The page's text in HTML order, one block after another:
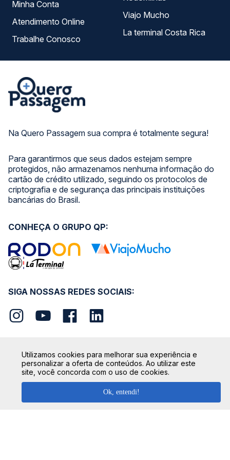
Na Quero Passagem sua compra é totalmente segura!
Para garantirmos que seus dados estejam sempre
protegidos, não armazenamos nenhuma informação do
cartão de crédito utilizado, seguindo os protocolos de
criptografia e de segurança das principais instituições
bancárias do Brasil.
Minha Conta
Atendimento Online
Trabalhe Conosco
Viajo Mucho
La terminal Costa Rica
SIGA NOSSAS REDES SOCIAIS:
CONHEÇA O GRUPO QP:
SEGURANÇA
Utilizamos cookies para melhorar sua experiência e
personalizar a oferta de conteúdos. Ao utilizar este
site, você concorda com o uso de cookies.
Ok, entendi!